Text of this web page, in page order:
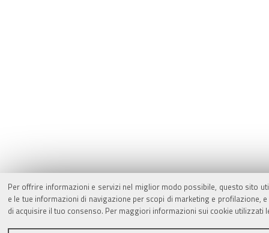
Per offrire informazioni e servizi nel miglior modo possibile, questo sito
e le tue informazioni di navigazione per scopi di marketing e
di acquisire il tuo consenso. Per maggiori informazioni sui cookie utilizzati